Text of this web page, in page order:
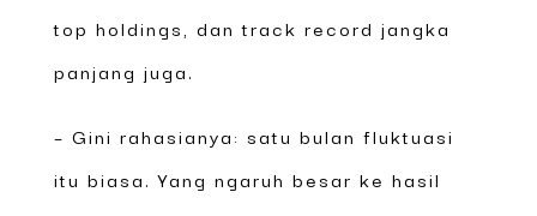
top holdings, dan track record jangka
panjang juga.
– Gini rahasianya: satu bulan fluktuasi
itu biasa. Yang ngaruh besar ke hasil